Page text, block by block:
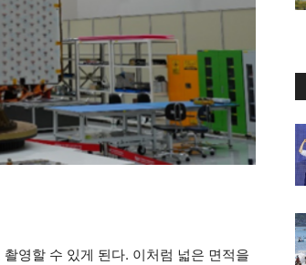
영할 수 있게 된다. 이처럼 넓은 면적을